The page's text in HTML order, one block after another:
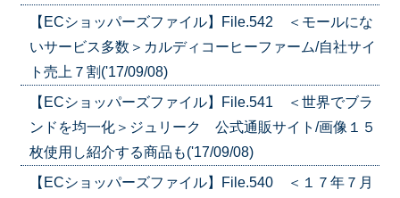
【ECショッパーズファイル】File.542 ＜モールにな
いサービス多数＞カルディコーヒーファーム/自社サイ
ト売上７割('17/09/08)
【ECショッパーズファイル】File.541 ＜世界でブラ
ンドを均一化＞ジュリーク 公式通販サイト/画像１５
枚使用し紹介する商品も('17/09/08)
【ECショッパーズファイル】File.540 ＜１７年７月